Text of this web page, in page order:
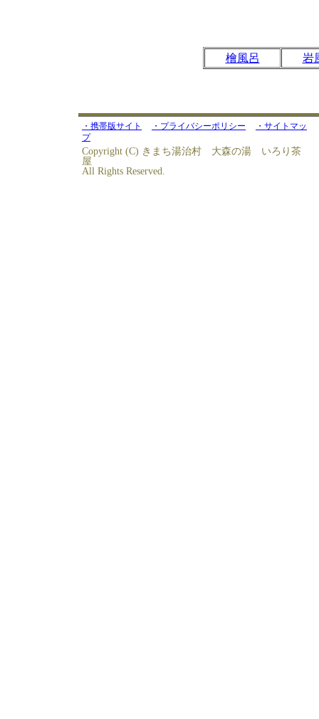
檜風呂 岩
・携帯版サイト ・プライバシーポリシー
・サイトマッ
プ
Copyright (C) きまち湯治村 大森の湯 いろり茶
屋
All Rights Reserved.